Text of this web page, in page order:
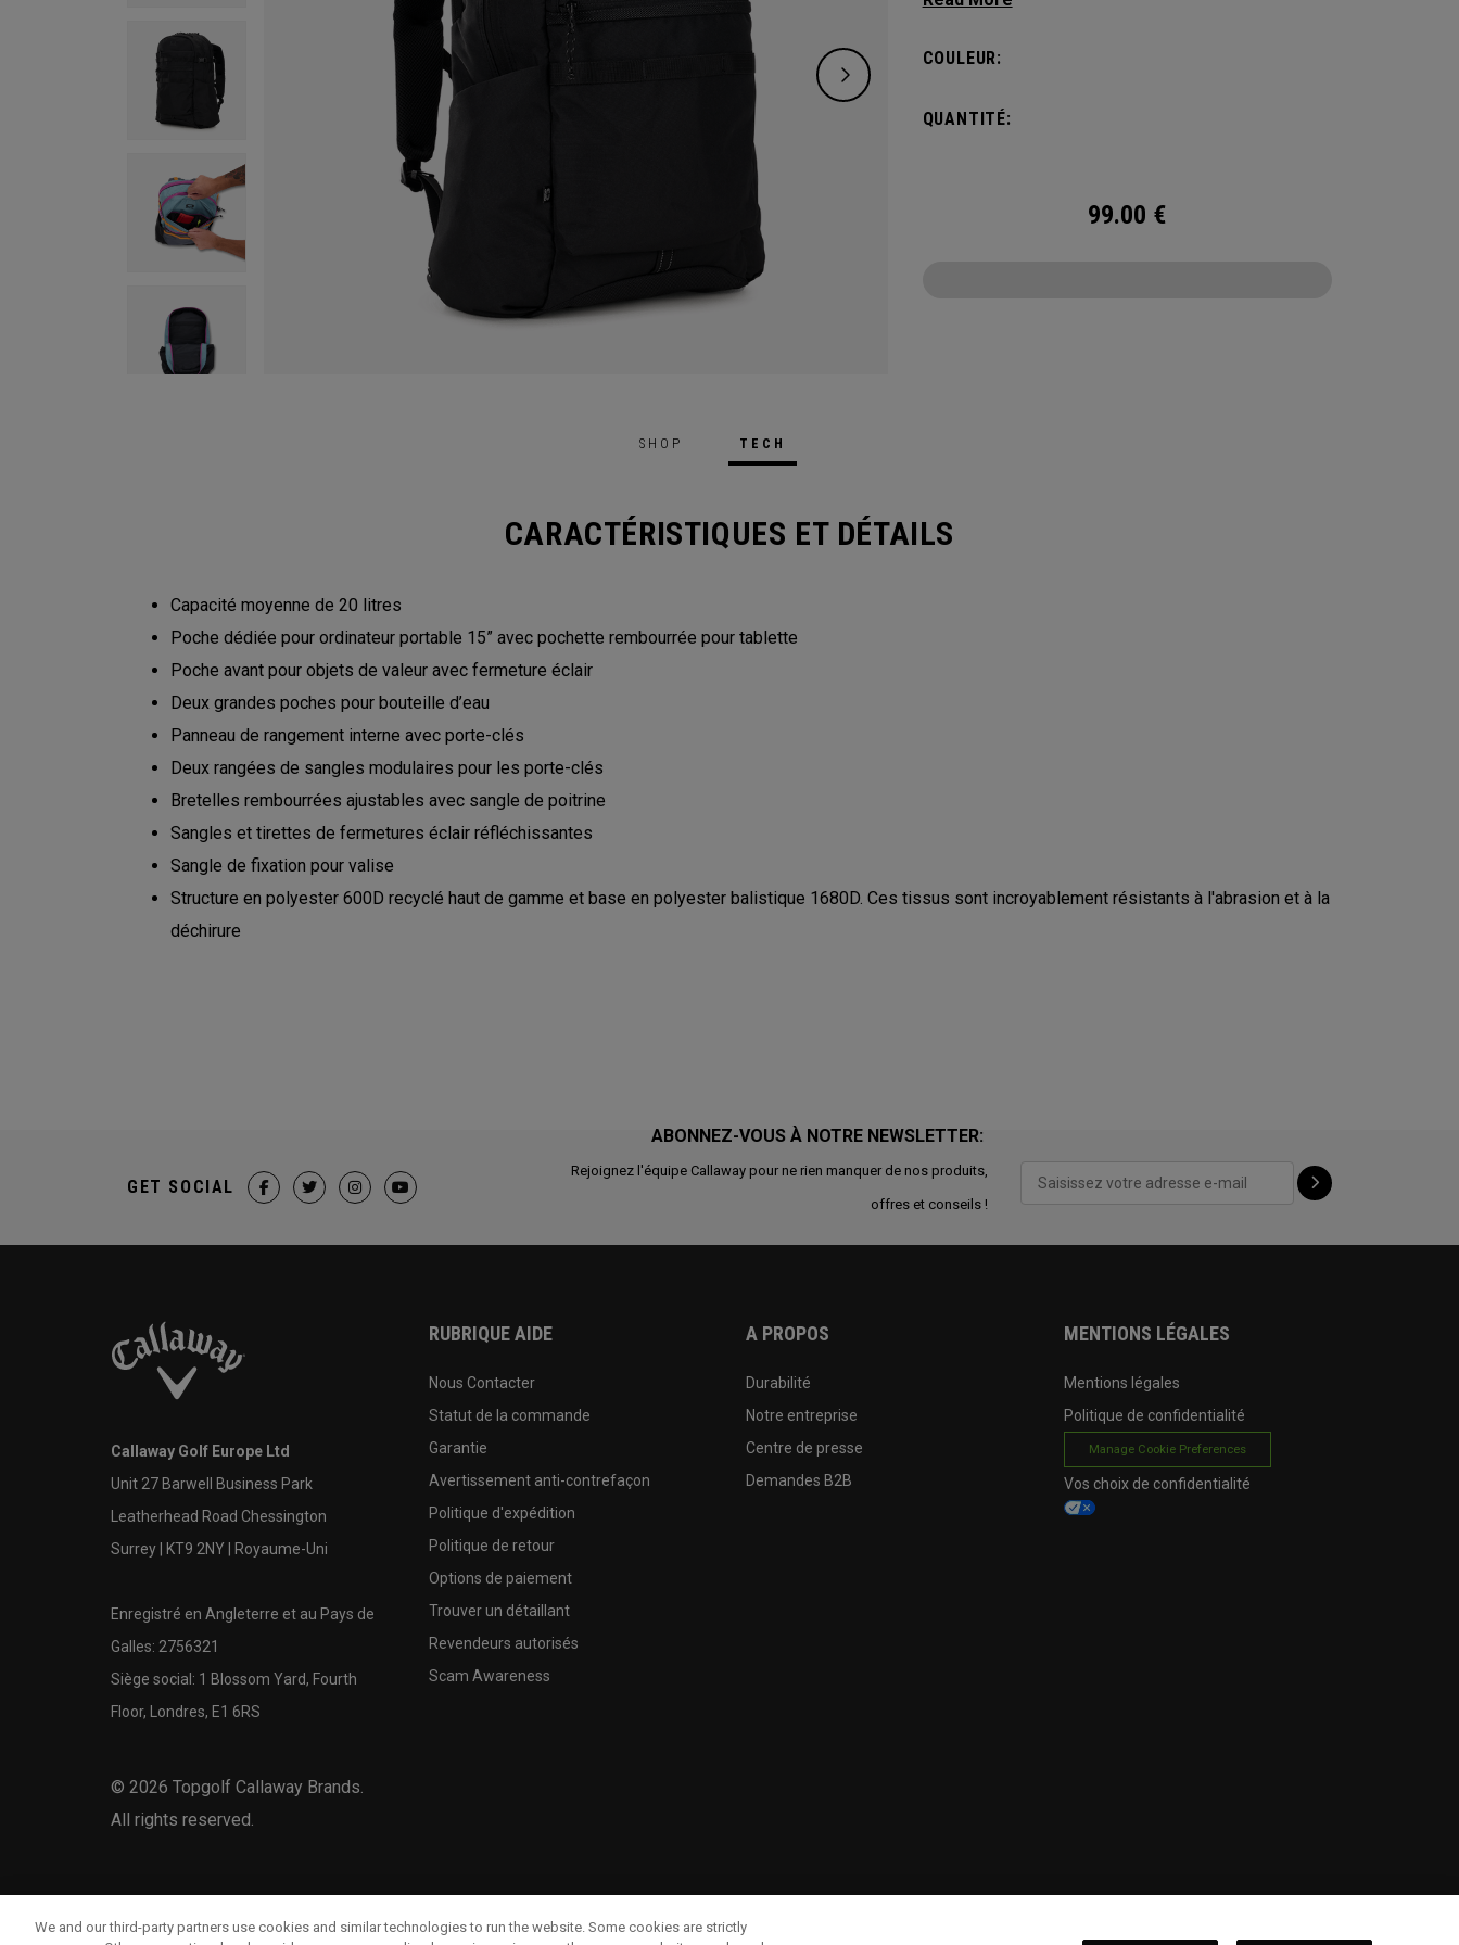
suffisamment compact pour ne pas vous alourdir.
grands objets, le sac à dos Alpha est prêt à affronter
COULEUR:
QUANTITÉ:
99.00 €
SHOP TECH
CARACTÉRISTIQUES ET DÉTAILS
Capacité moyenne de 20 litres
Poche dédiée pour ordinateur portable 15” avec pochette rembourrée pour tablette
Poche avant pour objets de valeur avec fermeture éclair
Deux grandes poches pour bouteille d’eau
Panneau de rangement interne avec porte-clés
Deux rangées de sangles modulaires pour les porte-clés
Bretelles rembourrées ajustables avec sangle de poitrine
Sangles et tirettes de fermetures éclair réfléchissantes
Sangle de fixation pour valise
Structure en polyester 600D recyclé haut de gamme et base en polyester balistique 1680D. Ces tissus sont incroyablement résistants à l'abrasion et à la
déchirure
ABONNEZ-VOUS À NOTRE NEWSLETTER:
Rejoignez l'équipe Callaway pour ne rien manquer de nos produits,
offres et conseils !
GET SOCIAL
Callaway Golf Europe Ltd
Unit 27 Barwell Business Park
Leatherhead Road Chessington
Surrey | KT9 2NY | Royaume-Uni
Enregistré en Angleterre et au Pays de
Galles: 2756321
Siège social: 1 Blossom Yard, Fourth
Floor, Londres, E1 6RS
© 2026 Topgolf Callaway Brands.
All rights reserved.
RUBRIQUE AIDE
Nous Contacter
Statut de la commande
Garantie
Avertissement anti-contrefaçon
Politique d'expédition
Politique de retour
Options de paiement
Trouver un détaillant
Revendeurs autorisés
Scam Awareness
A PROPOS
Durabilité
Notre entreprise
Centre de presse
Demandes B2B
MENTIONS LÉGALES
Mentions légales
Politique de confidentialité
Manage Cookie Preferences
Vos choix de confidentialité
We and our third-party partners use cookies and similar technologies to run the website. Some cookies are strictly